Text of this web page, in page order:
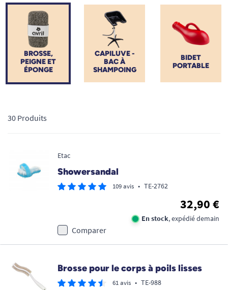
quotidienne redevient un moment de bien-être accessible à
tous, sans aucune contorsion ni douleur articulaire.
CAPILUVE -
BAC À
SHAMPOING
BIDET
PORTABLE
BROSSE,
PEIGNE ET
ÉPONGE
30 Produits
Etac
Showersandal
109 avis • TE-2762
32,90 €
En stock, expédié demain
Comparer
Brosse pour le corps à poils lisses
61 avis • TE-988